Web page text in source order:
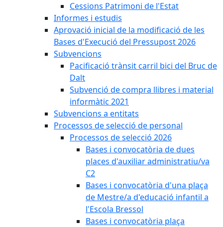
Cessions Patrimoni de l'Estat
Informes i estudis
Aprovació inicial de la modificació de les
Bases d'Execució del Pressupost 2026
Subvencions
Pacificació trànsit carril bici del Bruc de
Dalt
Subvenció de compra llibres i material
informàtic 2021
Subvencions a entitats
Processos de selecció de personal
Processos de selecció 2026
Bases i convocatòria de dues
places d'auxiliar administratiu/va
C2
Bases i convocatòria d'una plaça
de Mestre/a d'educació infantil a
l'Escola Bressol
Bases i convocatòria plaça